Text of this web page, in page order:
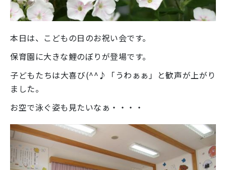
本日は、こどもの日のお祝い会です。
保育園に大きな鯉のぼりが登場です。
子どもたちは大喜び(^^♪「うわぁぁ」と歓声が上がり
ました。
お空で泳ぐ姿も見たいなぁ・・・・